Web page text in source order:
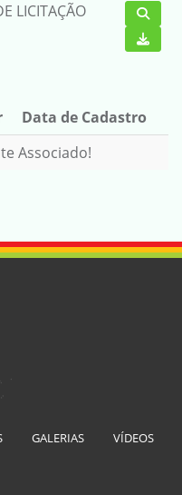
LICITAÇÃO
Data de Cadastro
Associado!
GALERIAS VÍDEOS